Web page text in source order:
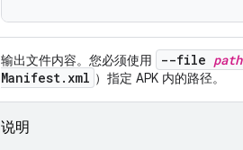
输出文件内容。您必须使用 --file path
Manifest. xml ）指定 APK 内的路径。
说明